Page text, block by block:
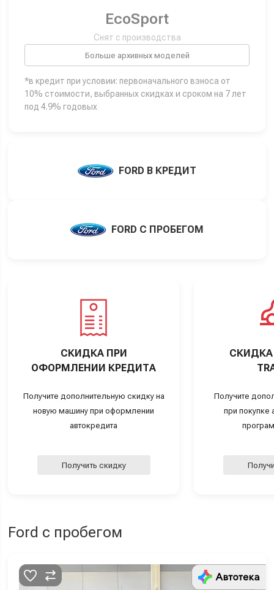
EcoSport
Снят с производства
Больше архивных моделей
*в кредит при условии: первоначального взноса от
10% стоимости, выбранных скидках и сроком на 7 лет
под 4.9% годовых
FORD В КРЕДИТ
FORD С ПРОБЕГОМ
СКИДКА ПРИ
ОФОРМЛЕНИИ КРЕДИТА
Получите дополнительную скидку на
новую машину при оформлении
автокредита
Получить скидку
СКИДКА
Получите
при покупке
Ford с пробегом